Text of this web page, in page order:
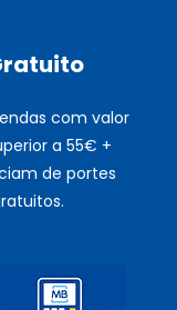
com valor
a 55€ +
de portes